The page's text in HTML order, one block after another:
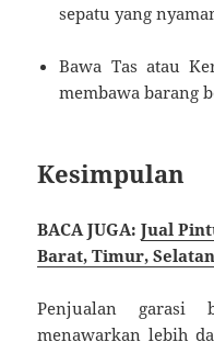
sepatu yang
Bawa Tas atau
membawa barang
Kesimpulan
BACA JUGA:Jual
Barat, Timur,
Penjualan garasi
menawarkan lebih